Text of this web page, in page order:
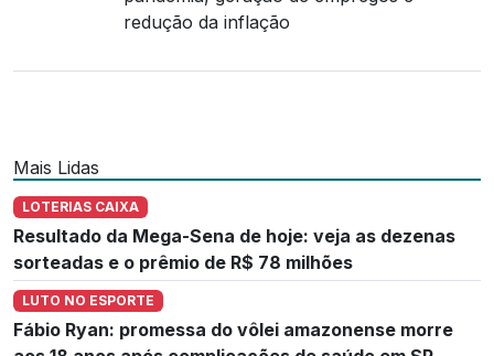
redução da inflação
Mais Lidas
LOTERIAS CAIXA
Resultado da Mega-Sena de hoje: veja as dezenas
sorteadas e o prêmio de R$ 78 milhões
LUTO NO ESPORTE
Fábio Ryan: promessa do vôlei amazonense morre